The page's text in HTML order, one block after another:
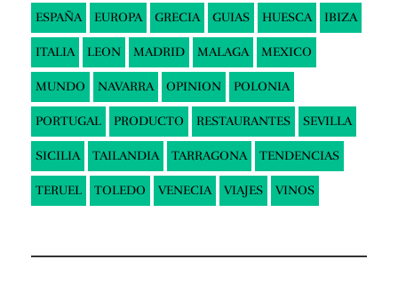
ESPAÑA EUROPA GRECIA GUIAS HUESCA IBIZA
ITALIA LEON MADRID MALAGA MEXICO
MUNDO NAVARRA OPINION POLONIA
PORTUGAL PRODUCTO RESTAURANTES SEVILLA
SICILIA TAILANDIA TARRAGONA TENDENCIAS
TERUEL TOLEDO VENECIA VIAJES VINOS